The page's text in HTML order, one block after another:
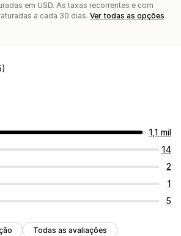
em USD. As taxas recorrentes e com
a cada 30 dias. Ver todas as opções
1,1 mil
14
2
1
5
Todas as avaliações